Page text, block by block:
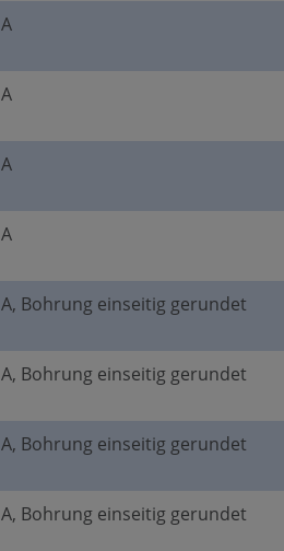
A
A
A
A
A, Bohrung einseitig gerundet
A, Bohrung einseitig gerundet
A, Bohrung einseitig gerundet
A, Bohrung einseitig gerundet